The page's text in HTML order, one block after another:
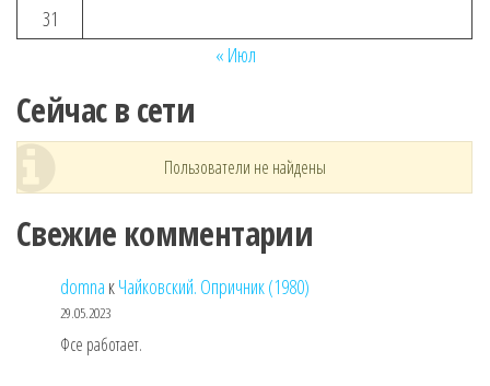
31
« Июл
Сейчас в сети
Пользователи не найдены
Свежие комментарии
domna кЧайковский. Опричник (1980)
29.05.2023
Фсе работает.